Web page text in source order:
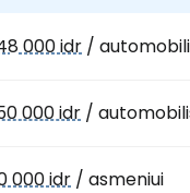
000 idr /
000 idr /
000 idr / asmeniui